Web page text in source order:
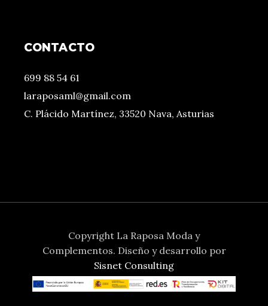
CONTACTO
699 88 54 61
laraposaml@gmail.com
C. Plácido Martínez, 33520 Nava, Asturias
Copyright La Raposa Moda y
Complementos. Diseño y desarrollo por
Sisnet Consulting